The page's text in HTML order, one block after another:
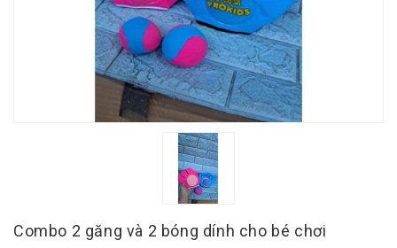
Combo 2 găng và 2 bóng dính cho bé chơi